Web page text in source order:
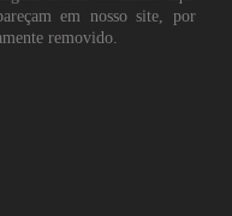
em nosso site, por
removido.